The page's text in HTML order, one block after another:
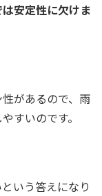
安定性に欠けま
があるので、雨
すいのです。
いう答えになり